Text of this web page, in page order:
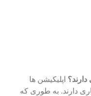
اپلیکیشن ها
دارند. به طوری که